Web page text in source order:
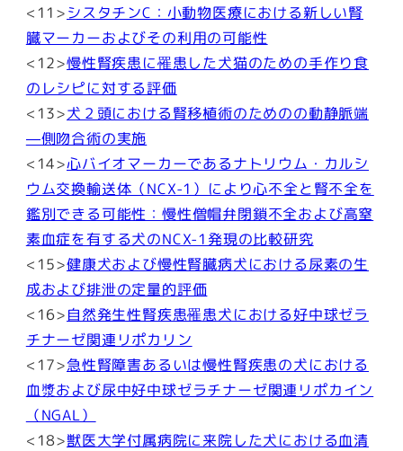
<11>シスタチンC：小動物医療における新しい腎
臓マーカーおよびその利用の可能性
<12>慢性腎疾患に罹患した犬猫のための手作り食
のレシピに対する評価
<13>犬２頭における腎移植術のためのの動静脈端
—側吻合術の実施
<14>心バイオマーカーであるナトリウム・カルシ
ウム交換輸送体（NCX-1）により心不全と腎不全を
鑑別できる可能性：慢性僧帽弁閉鎖不全および高窒
素血症を有する犬のNCX-1発現の比較研究
<15>健康犬および慢性腎臓病犬における尿素の生
成および排泄の定量的評価
<16>自然発生性腎疾患罹患犬における好中球ゼラ
チナーゼ関連リポカリン
<17>急性腎障害あるいは慢性腎疾患の犬における
血漿および尿中好中球ゼラチナーゼ関連リポカイン
（NGAL）
<18>獣医大学付属病院に来院した犬における血清